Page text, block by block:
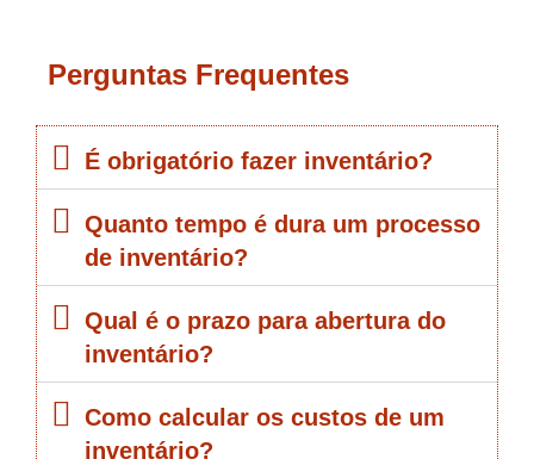
Perguntas Frequentes
É obrigatório fazer inventário?
Quanto tempo é dura um processo
de inventário?
Qual é o prazo para abertura do
inventário?
Como calcular os custos de um
inventário?